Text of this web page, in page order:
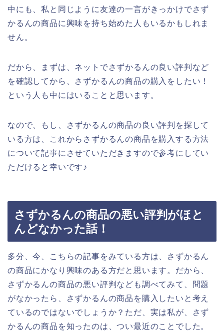
中にも、私と同じように友達の一言がきっかけでさず
かるんの商品に興味を持ち始めた人もいるかもしれま
せん。
だから、まずは、ネットでさずかるんの良い評判など
を確認してから、さずかるんの商品の購入をしたい！
という人も中にはいることと思います。
なので、もし、さずかるんの商品の良い評判を探して
いる方は、これからさずかるんの商品を購入する方法
について記事にさせていただきますので参考にしてい
ただけると幸いです♪
さずかるんの商品の悪い評判がほと
んどなかった話！
多分、今、こちらの記事をみている方は、さずかるん
の商品にかなり興味のある方だと思います。だから、
さずかるんの商品の悪い評判なども調べてみて、問題
がなかったら、さずかるんの商品を購入したいと考え
ているのではないでしょうか？ただ、実は私が、さず
かるんの商品を知ったのは、つい最近のことでした。